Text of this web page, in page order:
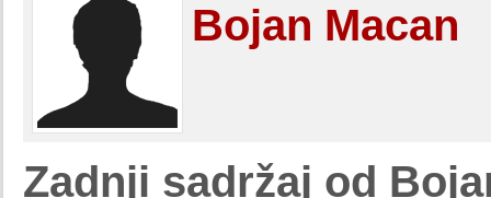
Bojan Macan
Zadnji sadržaj od